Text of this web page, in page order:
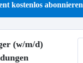
kostenlos abonnieren
(w/m/d)